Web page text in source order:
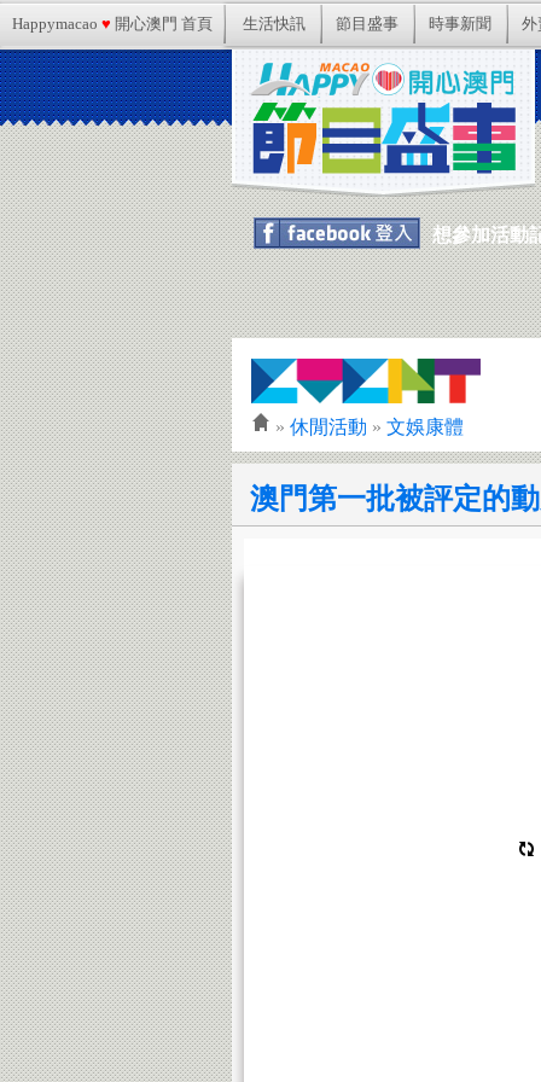
Happymacao ♥ 開心澳門 首頁 生活快訊 節目盛事 時事新聞 外
想參加活動
» 休閒活動 » 文娛康體
澳門第一批被評定的